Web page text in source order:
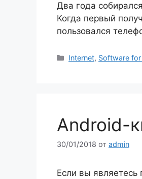
Два года
Когда первый
пользовался
Рубрики
Internet, Software
Android-
30/01/2018 от admin
Если вы